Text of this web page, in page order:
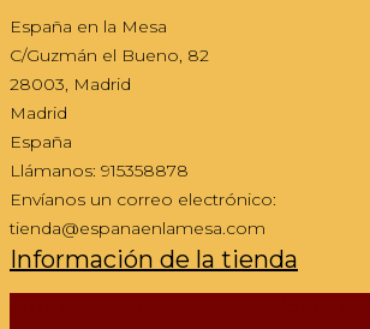
España en la Mesa
C/Guzmán el Bueno, 82
28003, Madrid
Madrid
España
Llámanos: 915358878
Envíanos un correo electrónico:
tienda@espanaenlamesa.com
Información de la tienda